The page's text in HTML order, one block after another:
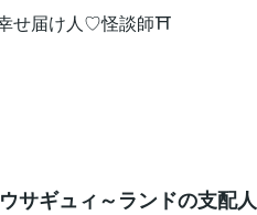
せ届け人♡怪談師⛩️
サギュィ～ランドの支配人